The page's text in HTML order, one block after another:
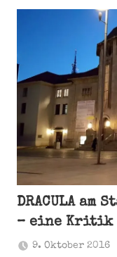
DRACULA am
– eine Kritik
9. Oktober 2016